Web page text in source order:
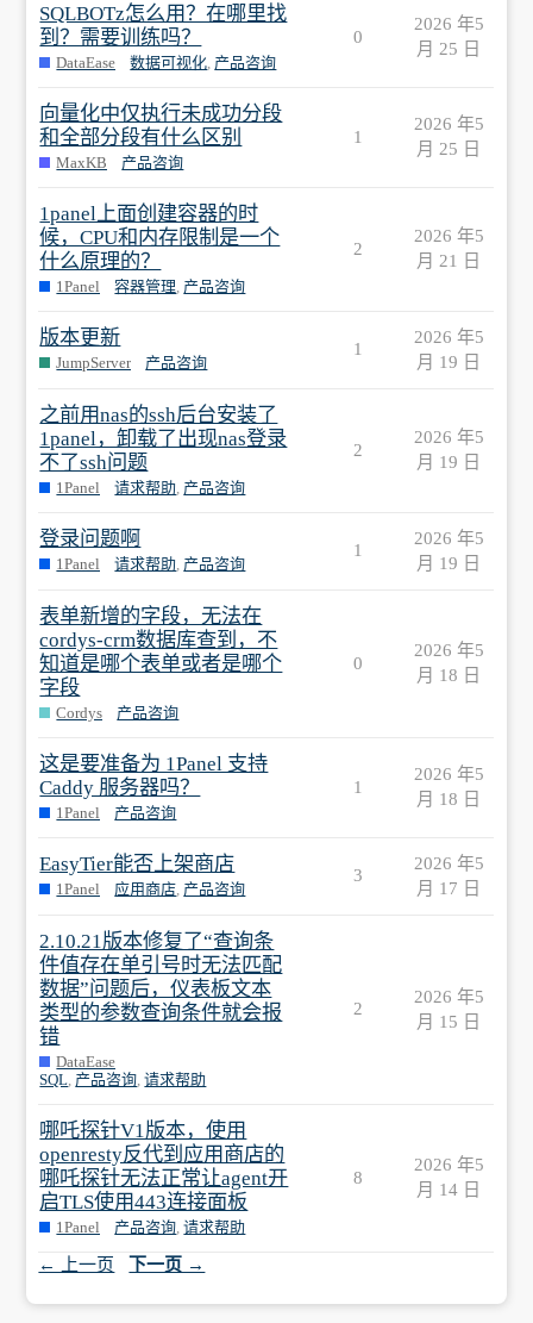
SQLBOTz怎么用？在哪里找
到？需要训练吗？
DataEase 数据可视化, 产品咨询
0
2026 年5
月 25 日
向量化中仅执行未成功分段
和全部分段有什么区别
MaxKB 产品咨询
1
2026 年5
月 25 日
1panel上面创建容器的时
候，CPU和内存限制是一个
什么原理的？
1Panel 容器管理, 产品咨询
2
2026 年5
月 21 日
版本更新
JumpServer 产品咨询
1
2026 年5
月 19 日
之前用nas的ssh后台安装了
1panel，卸载了出现nas登录
不了ssh问题
1Panel 请求帮助, 产品咨询
2
2026 年5
月 19 日
登录问题啊
1Panel 请求帮助, 产品咨询
1
2026 年5
月 19 日
表单新增的字段，无法在
cordys-crm数据库查到，不
知道是哪个表单或者是哪个
字段
Cordys 产品咨询
0
2026 年5
月 18 日
这是要准备为 1Panel 支持
Caddy 服务器吗？
1Panel 产品咨询
1
2026 年5
月 18 日
EasyTier能否上架商店
1Panel 应用商店, 产品咨询
3
2026 年5
月 17 日
2.10.21版本修复了“查询条
件值存在单引号时无法匹配
数据”问题后，仪表板文本
类型的参数查询条件就会报
错
DataEase
SQL, 产品咨询,请求帮助
2
2026 年5
月 15 日
哪吒探针V1版本，使用
openresty反代到应用商店的
哪吒探针无法正常让agent开
启TLS使用443连接面板
1Panel 产品咨询,请求帮助
8
2026 年5
月 14 日
← 上一页 下一页 →